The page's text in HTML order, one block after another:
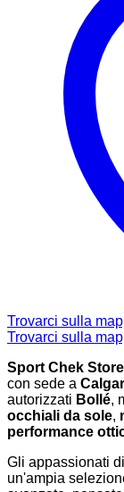
Trovarci sulla
Trovarci sulla
Sport Chek
con sede a
autorizzati Bollé,
occhiali da sole,
performance
Gli appassionati
un'ampia